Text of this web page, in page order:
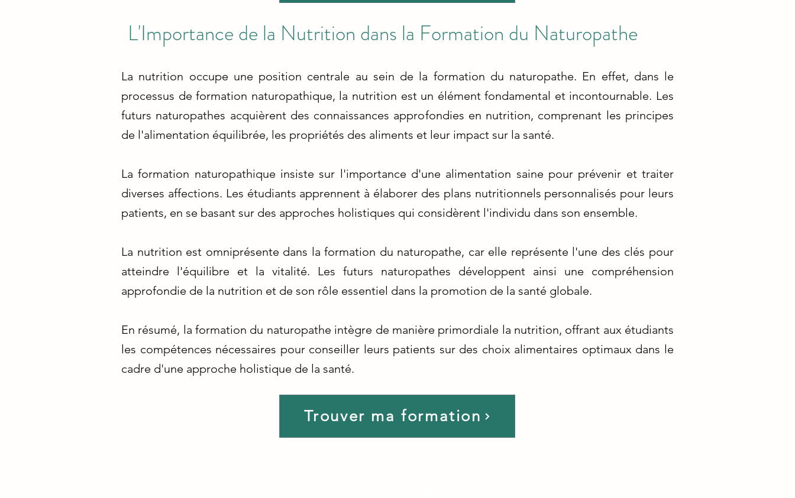
L'Importance de la Nutrition dans la Formation du Naturopathe
La nutrition occupe une position centrale au sein de la formation du naturopathe. En effet, dans le
processus de formation naturopathique, la nutrition est un élément fondamental et incontournable. Les
futurs naturopathes acquièrent des connaissances approfondies en nutrition, comprenant les principes
de l'alimentation équilibrée, les propriétés des aliments et leur impact sur la santé.
La formation naturopathique insiste sur l'importance d'une alimentation saine pour prévenir et traiter
diverses affections. Les étudiants apprennent à élaborer des plans nutritionnels personnalisés pour leurs
patients, en se basant sur des approches holistiques qui considèrent l'individu dans son ensemble.
La nutrition est omniprésente dans la formation du naturopathe, car elle représente l'une des clés pour
atteindre l'équilibre et la vitalité. Les futurs naturopathes développent ainsi une compréhension
approfondie de la nutrition et de son rôle essentiel dans la promotion de la santé globale.
En résumé, la formation du naturopathe intègre de manière primordiale la nutrition, offrant aux étudiants
les compétences nécessaires pour conseiller leurs patients sur des choix alimentaires optimaux dans le
cadre d'une approche holistique de la santé.
Trouver ma formation